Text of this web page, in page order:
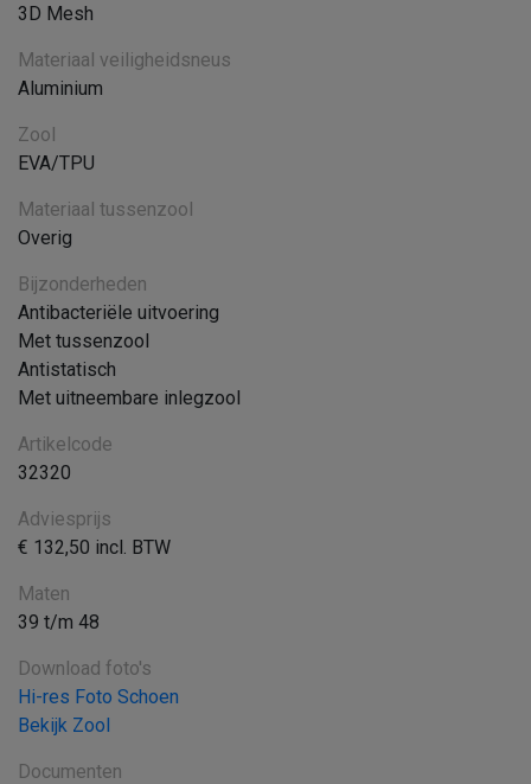
3D Mesh
Materiaal veiligheidsneus
Aluminium
Zool
EVA/TPU
Materiaal tussenzool
Overig
Bijzonderheden
Antibacteriële uitvoering
Met tussenzool
Antistatisch
Met uitneembare inlegzool
Artikelcode
32320
Adviesprijs
€ 132,50 incl. BTW
Maten
39 t/m 48
Download foto's
Hi-res Foto Schoen
Bekijk Zool
Documenten